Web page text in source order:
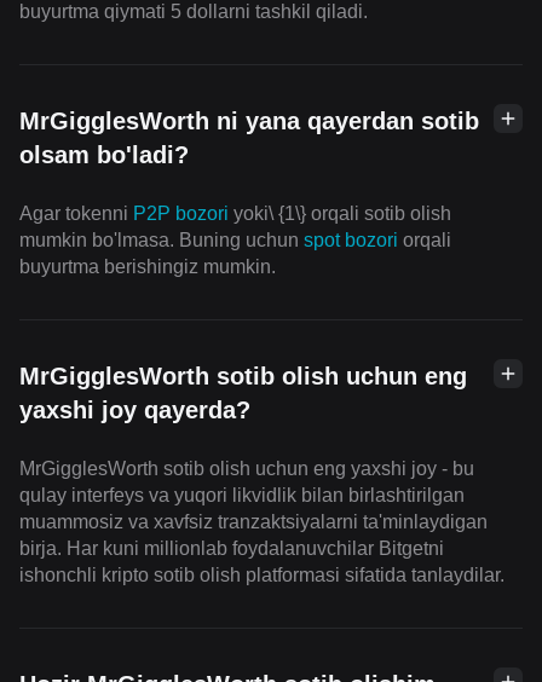
buyurtma qiymati 5 dollarni tashkil qiladi.
MrGigglesWorth ni yana qayerdan sotib
olsam bo'ladi?
Agar tokenni P2P bozori yoki\ {1\} orqali sotib olish
mumkin bo'lmasa. Buning uchun spot bozori orqali
buyurtma berishingiz mumkin.
MrGigglesWorth sotib olish uchun eng
yaxshi joy qayerda?
MrGigglesWorth sotib olish uchun eng yaxshi joy - bu
qulay interfeys va yuqori likvidlik bilan birlashtirilgan
muammosiz va xavfsiz tranzaktsiyalarni ta'minlaydigan
birja. Har kuni millionlab foydalanuvchilar Bitgetni
ishonchli kripto sotib olish platformasi sifatida tanlaydilar.